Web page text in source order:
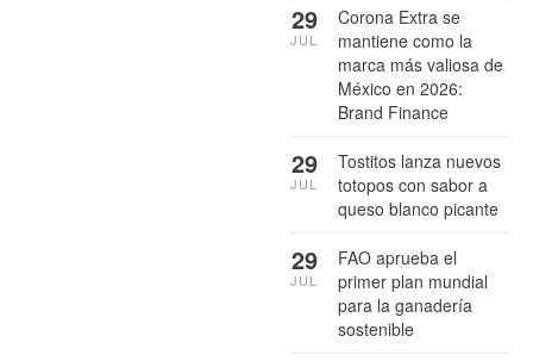
Corona Extra se
mantiene como la
marca más valiosa de
México en 2026:
Brand Finance
29
JUL
Tostitos lanza nuevos
totopos con sabor a
queso blanco picante
29
JUL
FAO aprueba el
primer plan mundial
para la ganadería
sostenible
29
JUL